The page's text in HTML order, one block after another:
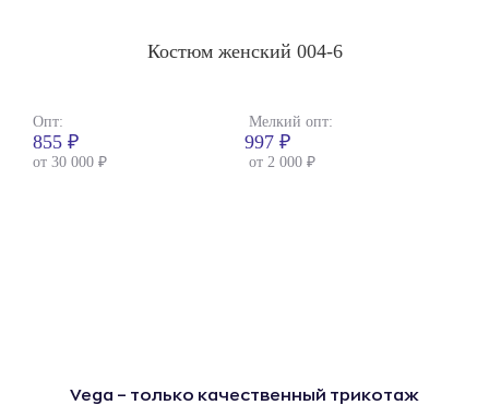
Костюм женский 004-6
Опт: Мелкий опт:
855 ₽ 997 ₽
от 30 000 ₽ от 2 000 ₽
Vega – только качественный трикотаж